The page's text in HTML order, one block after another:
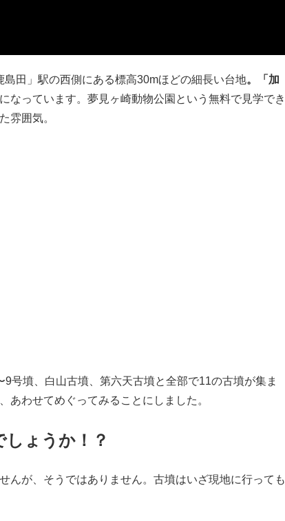
田」駅の西側にある標高30mほどの細長い台地。「加
なっています。夢見ヶ崎動物公園という無料で見学でき
雰囲気。
9号墳、白山古墳、第六天古墳と全部で11の古墳が集ま
あわせてめぐってみることにしました。
ょうか！？
んが、そうではありません。古墳はいざ現地に行っても